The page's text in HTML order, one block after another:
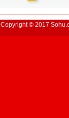
Copyright © 2017